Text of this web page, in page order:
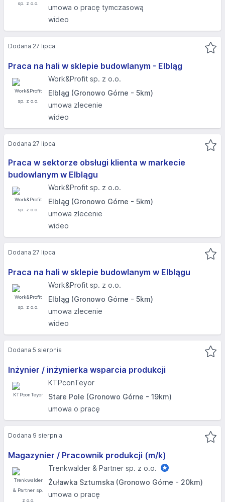
umowa o pracę tymczasową
wideo
Praca na hali w sklepie budowlanym - Elbląg
Work&Profit sp. z o.o.
Elbląg (Gronowo Górne - 5km)
umowa zlecenie
wideo
Dodana 27 lipca
Praca w sektorze obsługi klienta w markecie
budowlanym w Elblągu
Work&Profit sp. z o.o.
Elbląg (Gronowo Górne - 5km)
umowa zlecenie
wideo
Dodana 27 lipca
Praca na hali w sklepie budowlanym w Elblągu
Work&Profit sp. z o.o.
Elbląg (Gronowo Górne - 5km)
umowa zlecenie
wideo
Dodana 27 lipca
Inżynier / inżynierka wsparcia produkcji
KTPconTeyor
Stare Pole (Gronowo Górne - 19km)
umowa o pracę
Dodana 5 sierpnia
Magazynier / Pracownik produkcji (m/k)
Trenkwalder & Partner sp. z o.o.
Żuławka Sztumska (Gronowo Górne - 20km)
umowa o pracę
Dodana 9 sierpnia